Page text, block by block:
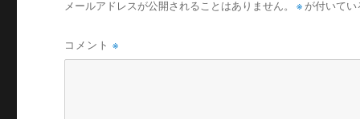
メールアドレスが公開されることはありません。 ※ が付いて
コメント※